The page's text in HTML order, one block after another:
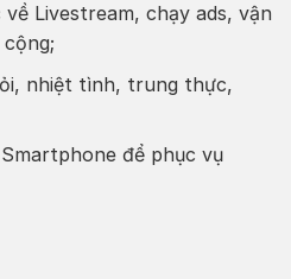
Livestream, chạy ads, vận
nhiệt tình, trung thực,
để phục vụ